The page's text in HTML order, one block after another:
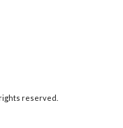
reserved.